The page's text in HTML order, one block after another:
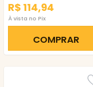
R$ 114,94
À vista no Pix
COMPRAR